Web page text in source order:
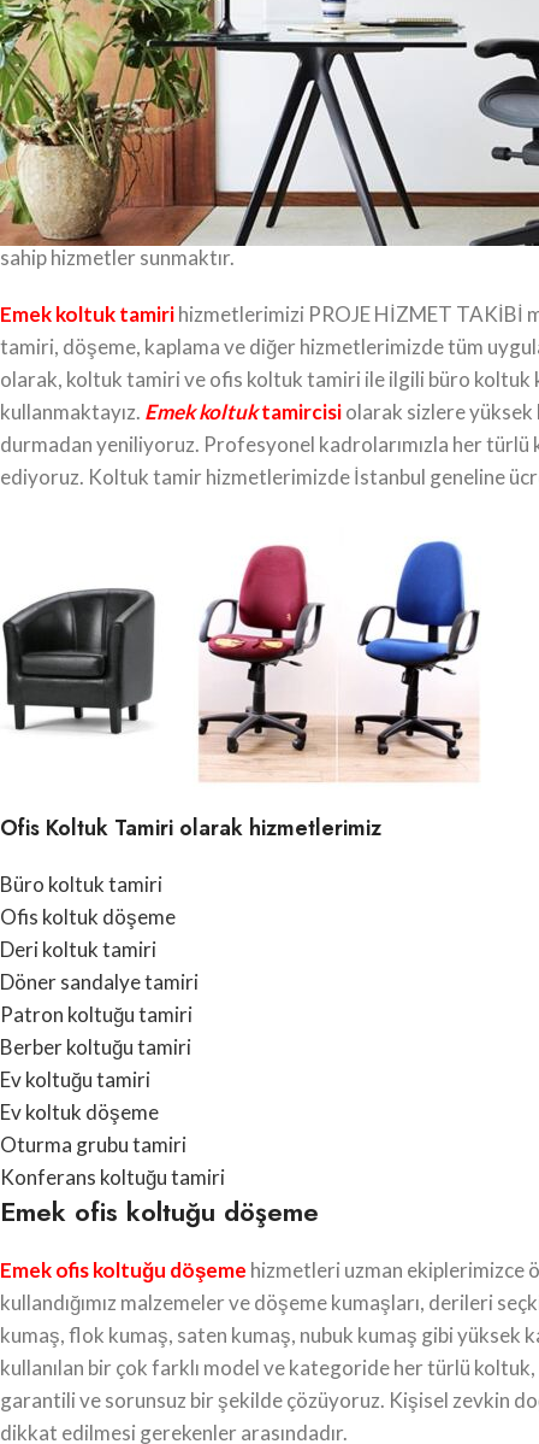
Emek ofis koltuğu tamiri
olarak, evinizde, ofisinizde
alıyoruz. Kumaşlarımızdan beğendiğinizi seçiyorsunuz,
Ofis koltuk tamirinde kullandığımız ürünler orijinal olup
ürünlerin tümüne garanti verebiliyoruz. İstanbul’un her
işlerinde 25 yıllık birikim ve tecrübeyle hizmet vermenin
tamiri işlerinde tüm beklentilerinize yanıt veriyoruz.
sahip hizmetler sunmaktır.
Emek koltuk tamirihizmetlerimizi PROJE HİZMET TAKİBİ
tamiri, döşeme, kaplama ve diğer hizmetlerimizde tüm
olarak, koltuk tamiri ve ofis koltuk tamiri ile ilgili büro
kullanmaktayız. Emek koltuktamircisiolarak sizlere
durmadan yeniliyoruz. Profesyonel kadrolarımızla her
ediyoruz. Koltuk tamir hizmetlerimizde İstanbul geneline
Ofis Koltuk Tamiri olarak hizmetlerimiz
Büro koltuk tamiri
Ofis koltuk döşeme
Deri koltuk tamiri
Döner sandalye tamiri
Patron koltuğu tamiri
Berber koltuğu tamiri
Ev koltuğu tamiri
Ev koltuk döşeme
Oturma grubu tamiri
Konferans koltuğu tamiri
Emek ofis koltuğu döşeme
Emek ofis koltuğu döşeme hizmetleri uzman ekiplerimizce
kullandığımız malzemeler ve döşeme kumaşları, derileri
kumaş, flok kumaş, saten kumaş, nubuk kumaş gibi
kullanılan bir çok farklı model ve kategoride her türlü
garantili ve sorunsuz bir şekilde çözüyoruz. Kişisel zevkin
dikkat edilmesi gerekenler arasındadır.